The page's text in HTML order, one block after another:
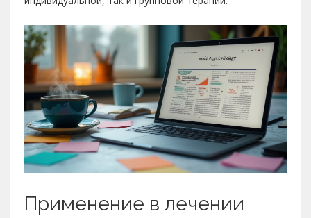
Применение в лечении